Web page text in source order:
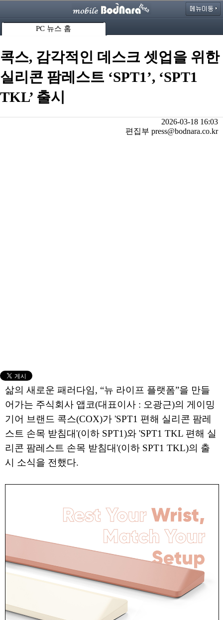
PC 뉴스 홈
콕스, 감각적인 데스크 셋업을 위한
실리콘 팜레스트 ‘SPT1’, ‘SPT1
TKL’ 출시
2026-03-18 16:03
편집부 press@bodnara.co.kr
삶의 새로운 패러다임, “뉴 라이프 플랫폼”을 만들
어가는 주식회사 앱코(대표이사 : 오광근)의 게이밍
기어 브랜드 콕스(COX)가 'SPT1 편해 실리콘 팜레
스트 손목 받침대'(이하 SPT1)와 'SPT1 TKL 편해 실
리콘 팜레스트 손목 받침대'(이하 SPT1 TKL)의 출
시 소식을 전했다.